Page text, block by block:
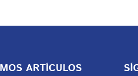
ARTÍCULOS